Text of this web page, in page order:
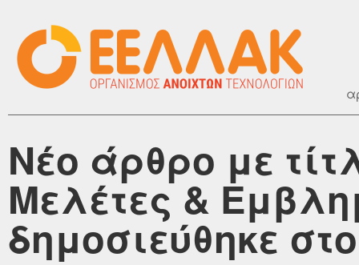
Νέο άρθρο με
Μελέτες &
δημοσιεύθηκε